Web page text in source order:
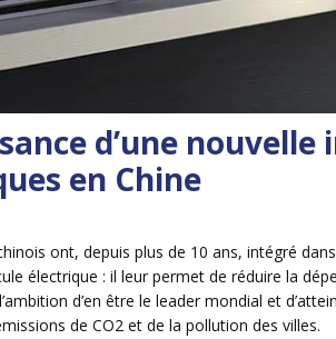
d’une
en Chine
ont, depuis plus de 10 ans, intégré
électrique : il leur permet de réduire la
d’en être le leader mondial et
de CO2 et de la pollution des villes.